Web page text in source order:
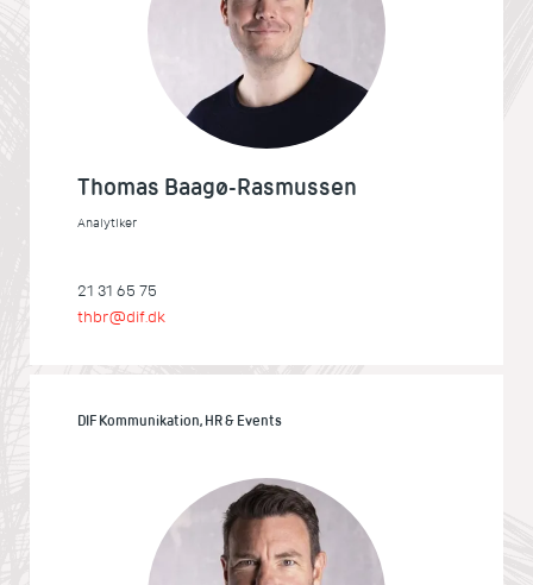
Thomas Baagø-Rasmussen
Analytiker
21 31 65 75
thbr@dif.dk
DIF Kommunikation, HR & Events